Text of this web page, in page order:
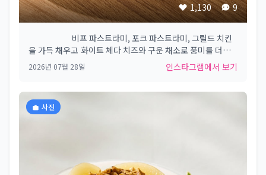
1,130 9
⠀⠀⠀⠀⠀⠀⠀ 비프 파스트라미, 포크 파스트라미, 그릴드 치킨
을 가득 채우고 화이트 체다 치즈와 구운 채소로 풍미를 더한
렌위치 뉴욕 파스트라미 라바쉬​ 🧀🍗 뉴욕에서 사랑받는 렌위
치 특유의 정통 샌드위치 감각으로 해석한 뉴욕 델리의 정수를
2026년 07월 28일 인스타그램에서 보기
사진